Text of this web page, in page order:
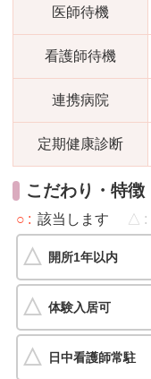
医師待機
看護師待機
連携病院
定期健康診断
こだわり・特徴
○ 該当します △
開所1年以内
体験入居可
日中看護師常駐